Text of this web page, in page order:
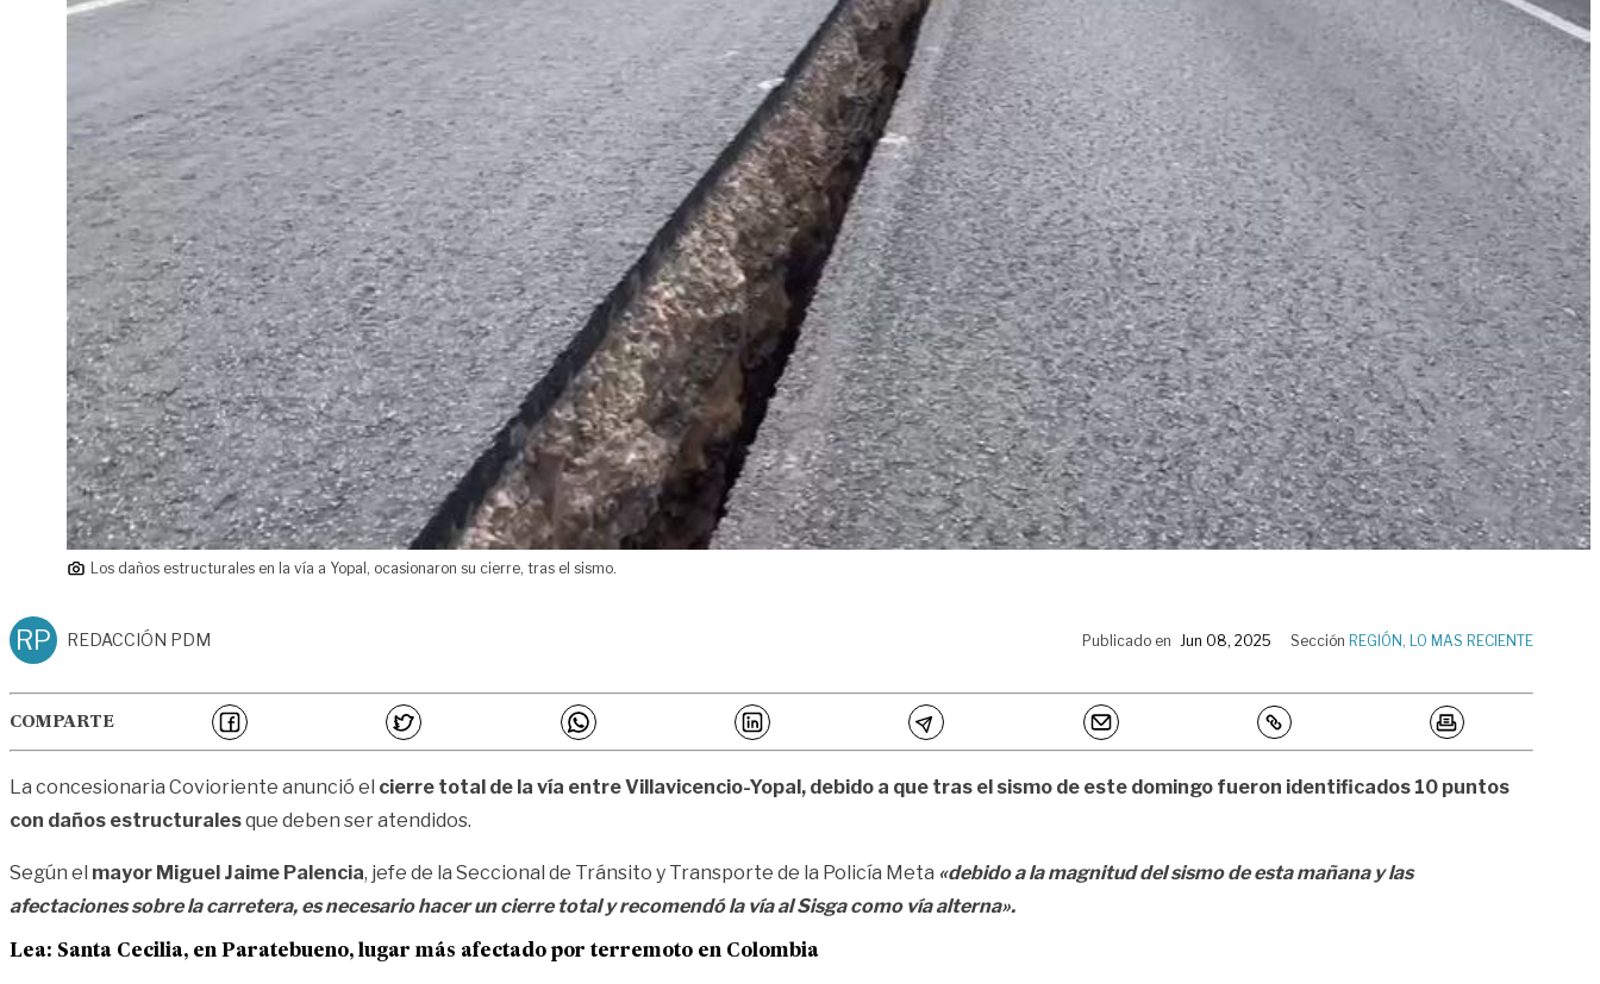
Los daños estructurales en la vía a Yopal, ocasionaron su cierre, tras el sismo.
RP REDACCIÓN PDM Publicado en Jun 08, 2025 Sección REGIÓN , LO MAS RECIENTE
COMPARTE
La concesionaria Covioriente anunció el cierre total de la vía entre Villavicencio-Yopal, debido a que tras el sismo de este domingo fueron identificados 10 puntos
con daños estructuralesque deben ser atendidos.
Según el mayor Miguel Jaime Palencia, jefe de la Seccional de Tránsito y Transporte de la Policía Meta «debido a la magnitud del sismo de esta mañana y las
afectaciones sobre la carretera, es necesario hacer un cierre total y recomendó la vía al Sisga como vía alterna».
Lea: Santa Cecilia, en Paratebueno, lugar más afectado por terremoto en Colombia